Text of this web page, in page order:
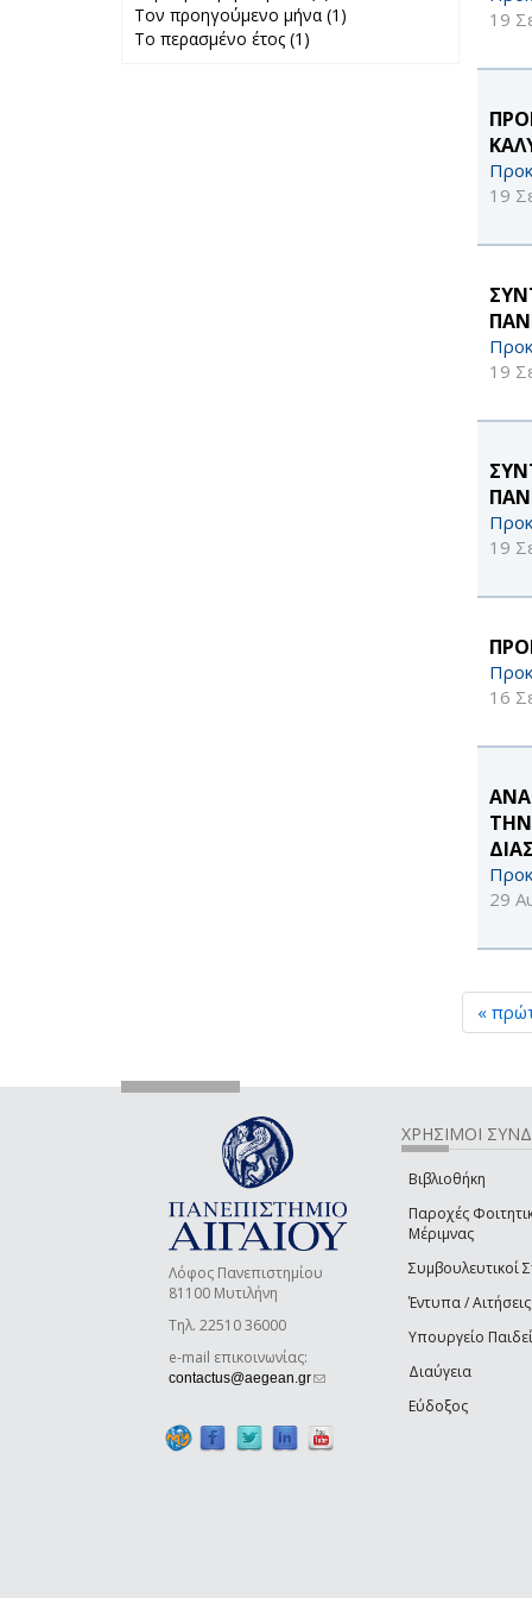
19
19
19
19
16
ΤΗΝ
29
«
Περασμένη
Τον προηγούμενο μήνα (1)
Το περασμένο έτος (1)
Λόφος Πανεπιστημίου
81100 Μυτιλήνη
Τηλ. 22510 36000
e-mail επικοινωνίας:
contactus@aegean.gr(link sends e-mail)
ΧΡΗΣΙΜΟΙ
Βιβλιοθήκη
Παροχές
Μέριμνας
Συμβουλευτικοί
Έντυπα / Αιτήσεις
Υπουργείο
Διαύγεια
Εύδοξος